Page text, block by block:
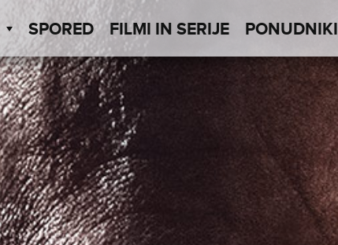
SPORED FILMI IN SERIJE PONUDNIKI